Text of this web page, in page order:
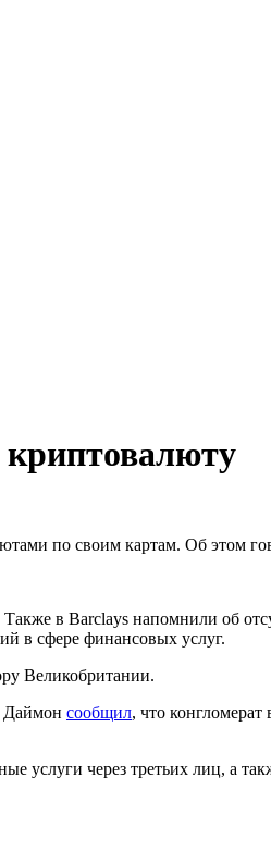
криптовалюту
по своим картам. Об этом
в Barclays напомнили об
в сфере финансовых услуг.
Великобритании.
Даймон сообщил, что конгломерат
услуги через третьих лиц, а